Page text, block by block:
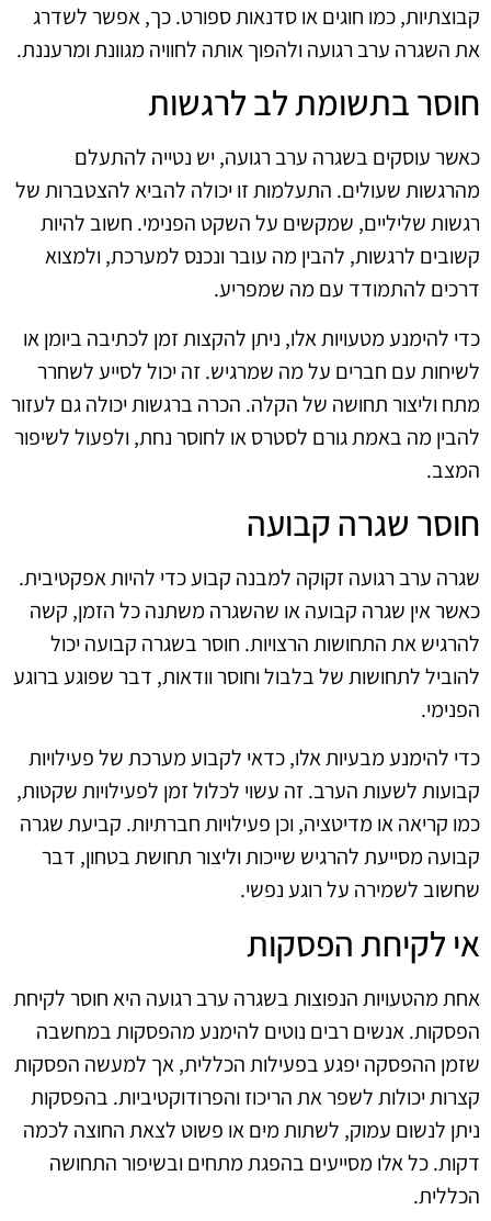
קבוצתיות, כמו חוגים או סדנאות ספורט. כך, אפשר לשדרג
את השגרה ערב רגועה ולהפוך אותה לחוויה מגוונת ומרעננת.
חוסר בתשומת לב לרגשות
כאשר עוסקים בשגרה ערב רגועה, יש נטייה להתעלם
מהרגשות שעולים. התעלמות זו יכולה להביא להצטברות של
רגשות שליליים, שמקשים על השקט הפנימי. חשוב להיות
קשובים לרגשות, להבין מה עובר ונכנס למערכת, ולמצוא
דרכים להתמודד עם מה שמפריע.
כדי להימנע מטעויות אלו, ניתן להקצות זמן לכתיבה ביומן או
לשיחות עם חברים על מה שמרגיש. זה יכול לסייע לשחרר
מתח וליצור תחושה של הקלה. הכרה ברגשות יכולה גם לעזור
להבין מה באמת גורם לסטרס או לחוסר נחת, ולפעול לשיפור
המצב.
חוסר שגרה קבועה
שגרה ערב רגועה זקוקה למבנה קבוע כדי להיות אפקטיבית.
כאשר אין שגרה קבועה או שהשגרה משתנה כל הזמן, קשה
להרגיש את התחושות הרצויות. חוסר בשגרה קבועה יכול
להוביל לתחושות של בלבול וחוסר וודאות, דבר שפוגע ברוגע
הפנימי.
כדי להימנע מבעיות אלו, כדאי לקבוע מערכת של פעילויות
קבועות לשעות הערב. זה עשוי לכלול זמן לפעילויות שקטות,
כמו קריאה או מדיטציה, וכן פעילויות חברתיות. קביעת שגרה
קבועה מסייעת להרגיש שייכות וליצור תחושת בטחון, דבר
שחשוב לשמירה על רוגע נפשי.
אי לקיחת הפסקות
אחת מהטעויות הנפוצות בשגרה ערב רגועה היא חוסר לקיחת
הפסקות. אנשים רבים נוטים להימנע מהפסקות במחשבה
שזמן ההפסקה יפגע בפעילות הכללית, אך למעשה הפסקות
קצרות יכולות לשפר את הריכוז והפרודוקטיביות. בהפסקות
ניתן לנשום עמוק, לשתות מים או פשוט לצאת החוצה לכמה
דקות. כל אלו מסייעים בהפגת מתחים ובשיפור התחושה
הכללית.